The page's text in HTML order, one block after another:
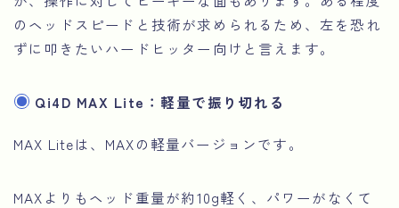
のヘッドスピードと技術が求められるため、左を恐れ
ずに叩きたいハードヒッター向けと言えます。
Qi4D MAX Lite：軽量で振り切れる
MAX Liteは、MAXの軽量バージョンです。
MAXよりもヘッド重量が約10g軽く、パワーがなくて